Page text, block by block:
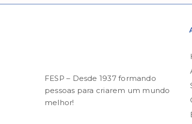
FESP – Desde 1937 formando
pessoas para criarem um mundo
melhor!